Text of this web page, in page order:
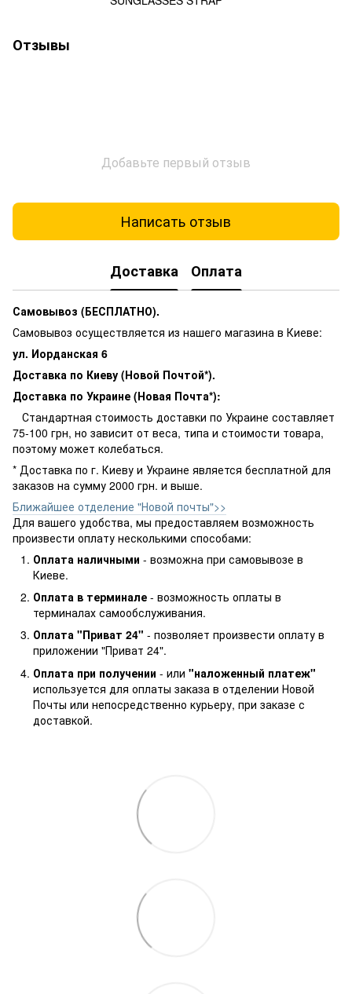
Отзывы
Добавьте первый отзыв
Написать отзыв
Доставка Оплата
Самовывоз (БЕСПЛАТНО).
Самовывоз осуществляется из нашего магазина в Киеве:
ул. Иорданская 6
Доставка по Киеву (Новой Почтой*).
Доставка по Украине (Новая Почта*):
Стандартная стоимость доставки по Украине составляет
75-100 грн, но зависит от веса, типа и стоимости товара,
поэтому может колебаться.
* Доставка по г. Киеву и Украине является бесплатной для
заказов на сумму 2000 грн. и выше.
Ближайшее отделение "Новой почты">>
Для вашего удобства, мы предоставляем возможность
произвести оплату несколькими способами:
Оплата наличными - возможна при самовывозе в
Киеве.
Оплата в терминале - возможность оплаты в
терминалах самообслуживания.
Оплата "Приват 24" - позволяет произвести оплату в
приложении "Приват 24".
Оплата при получении - или "наложенный платеж"
используется для оплаты заказа в отделении Новой
Почты или непосредственно курьеру, при заказе с
доставкой.